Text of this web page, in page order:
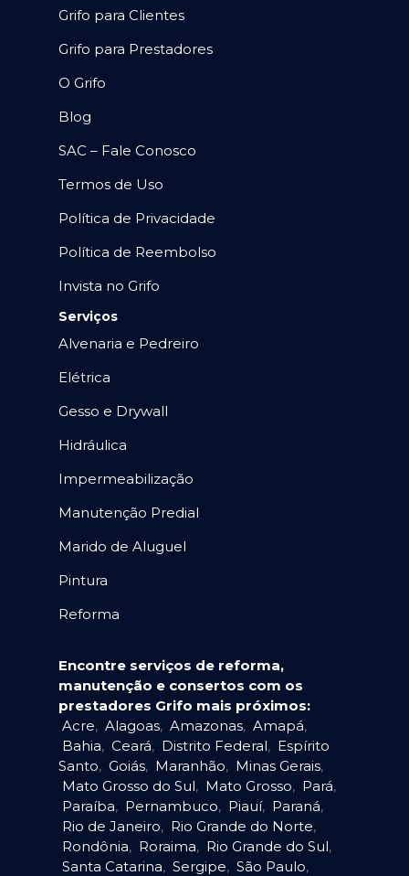
Grifo para Clientes
Grifo para Prestadores
O Grifo
Blog
SAC – Fale Conosco
Termos de Uso
Política de Privacidade
Política de Reembolso
Invista no Grifo
Serviços
Alvenaria e Pedreiro
Elétrica
Gesso e Drywall
Hidráulica
Impermeabilização
Manutenção Predial
Marido de Aluguel
Pintura
Reforma
Encontre serviços de reforma,
manutenção e consertos com os
prestadores Grifo mais próximos:
Acre, Alagoas, Amazonas, Amapá,
Bahia, Ceará, Distrito Federal, Espírito
Santo, Goiás, Maranhão, Minas Gerais,
Mato Grosso do Sul, Mato Grosso, Pará,
Paraíba, Pernambuco, Piauí, Paraná,
Rio de Janeiro, Rio Grande do Norte,
Rondônia, Roraima, Rio Grande do Sul,
Santa Catarina, Sergipe, São Paulo,